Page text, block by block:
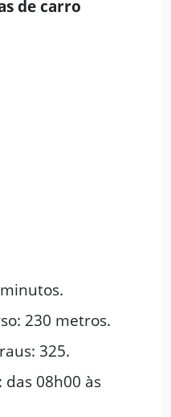
de carro
230 metros.
325.
08h00 às